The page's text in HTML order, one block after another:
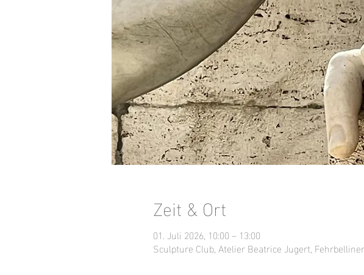
Zeit & Ort
01. Juli 2026, 10:00 – 13:00
Sculpture Club, Atelier Beatrice Jugert,